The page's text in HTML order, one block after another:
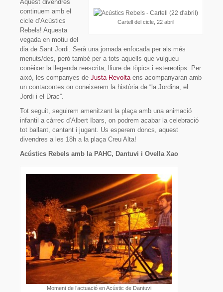
Cartell del cicle, 22 abril
Aquest divendres
continuem amb el
cicle d’Acústics
Rebels! Aquesta
vegada en motiu del
dia de Sant Jordi. Serà una jornada enfocada per als més
menuts/des, però també per a tots aquells que vulgueu
conèixer la llegenda reescrita, lliure de tòpics i estereotips. Per
això, les companyes de Justa Revoltaens acompanyaran amb
un contacontes on coneixerem la història de “la Jordina, el
Jordi i el Drac”.
Tot seguit, seguirem amenitzant la plaça amb una animació
infantil a càrrec d’Albert Ibars, on podrem acabar la celebració
tot ballant, cantant i jugant. Us esperem doncs, aquest
divendres a les 18h a la plaça Creu Alta!
Acústics Rebels amb la PAHC, Dantuvi i Ovella Xao
Moment de l’actuació en Acústic de Dantuvi